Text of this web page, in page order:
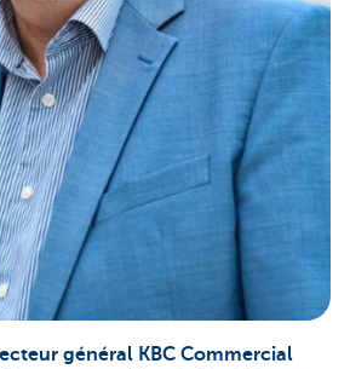
général KBC Commercial